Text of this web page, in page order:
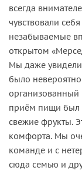
всегда
чувствовали
незабываемые
открытом
Мы даже увидели
было
приём пищи был
свежие фрукты.
комфорта. Мы
команде и с
сюда семью и